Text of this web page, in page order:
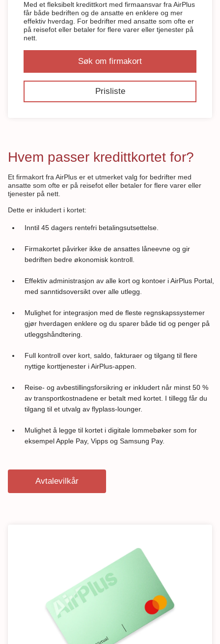
Med et fleksibelt kredittkort med firmaansvar fra AirPlus
får både bedriften og de ansatte en enklere og mer
effektiv hverdag. For bedrifter med ansatte som ofte er
på reisefot eller betaler for flere varer eller tjenester på
nett.
Søk om firmakort
Prisliste
Hvem passer kredittkortet for?
Et firmakort fra AirPlus er et utmerket valg for bedrifter med
ansatte som ofte er på reisefot eller betaler for flere varer eller
tjenester på nett.
Dette er inkludert i kortet:
Inntil 45 dagers rentefri betalingsutsettelse.
Firmakortet påvirker ikke de ansattes låneevne og gir
bedriften bedre økonomisk kontroll.
Effektiv administrasjon av alle kort og kontoer i AirPlus Portal,
med sanntidsoversikt over alle utlegg.
Mulighet for integrasjon med de fleste regnskapssystemer
gjør hverdagen enklere og du sparer både tid og penger på
utleggshåndtering.
Full kontroll over kort, saldo, fakturaer og tilgang til flere
nyttige korttjenester i AirPlus-appen.
Reise- og avbestillingsforsikring er inkludert når minst 50 %
av transportkostnadene er betalt med kortet. I tillegg får du
tilgang til et utvalg av flyplass-lounger.
Mulighet å legge til kortet i digitale lommebøker som for
eksempel Apple Pay, Vipps og Samsung Pay.
Avtalevilkår